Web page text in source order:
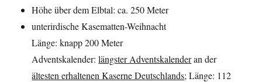
Höhe über dem Elbtal: ca. 250 Meter
unterirdische Kasematten-Weihnacht
Länge: knapp 200 Meter
Adventskalender:längster Adventskalenderan der
ältesten erhaltenen Kaserne Deutschlands; Länge: 112